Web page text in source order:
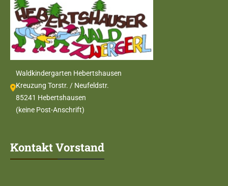
Waldkindergarten Hebertshausen
Kreuzung Torstr. / Neufeldstr.
85241 Hebertshausen
(keine Post-Anschrift)
Kontakt Vorstand